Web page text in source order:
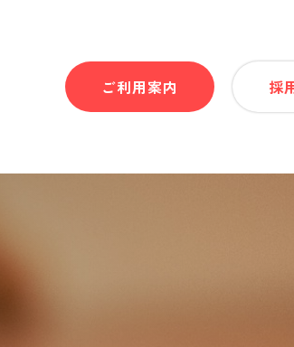
ご利用案内 採